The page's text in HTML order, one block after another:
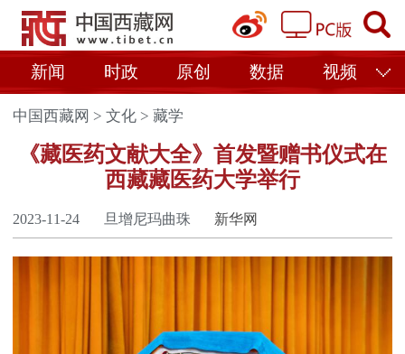
新闻 时政 原创 数据 视频
中国西藏网 >文化 > 藏学
《藏医药文献大全》首发暨赠书仪式在
西藏藏医药大学举行
2023-11-24 旦增尼玛曲珠 新华网